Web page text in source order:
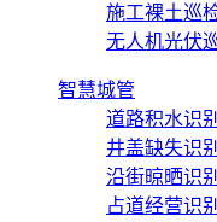
施工裸土巡
无人机光伏
智慧城管
道路积水识别
井盖缺失识别
沿街晾晒识别
占道经营识别